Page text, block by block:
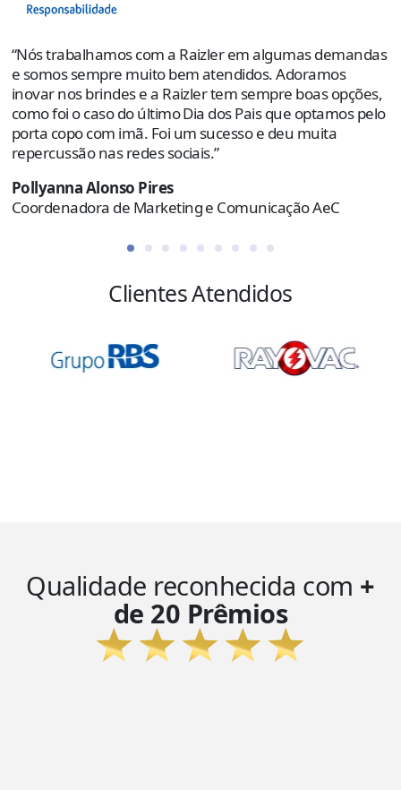
“Nós trabalhamos com a Raizler em algumas demandas
e somos sempre muito bem atendidos. Adoramos
inovar nos brindes e a Raizler tem sempre boas opções,
como foi o caso do último Dia dos Pais que optamos pelo
porta copo com imã. Foi um sucesso e deu muita
repercussão nas redes sociais.”
Pollyanna Alonso Pires
Coordenadora de Marketing e Comunicação AeC
Clientes Atendidos
Qualidade reconhecida com +
de 20 Prêmios